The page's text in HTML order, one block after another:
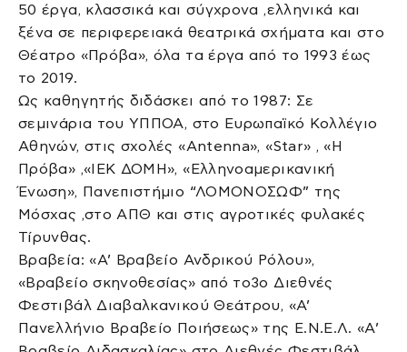
50 έργα, κλασσικά και σύγχρονα ,ελληνικά και
ξένα σε περιφερειακά θεατρικά σχήματα και στο
Θέατρο «Πρόβα», όλα τα έργα από το 1993 έως
το 2019.
Ως καθηγητής διδάσκει από το 1987: Σε
σεμινάρια του ΥΠΠΟΑ, στο Ευρωπαϊκό Κολλέγιο
Αθηνών, στις σχολές «Antenna», «Star» , «Η
Πρόβα» ,«ΙΕΚ ΔΟΜΗ», «Ελληνοαμερικανική
Ένωση», Πανεπιστήμιο “ΛΟΜΟΝΟΣΩΦ” της
Μόσχας ,στο ΑΠΘ και στις αγροτικές φυλακές
Τίρυνθας.
Βραβεία: «Α’ Βραβείο Ανδρικού Ρόλου»,
«Βραβείο σκηνοθεσίας» από το3ο Διεθνές
Φεστιβάλ Διαβαλκανικού Θεάτρου, «Α’
Πανελλήνιο Βραβείο Ποιήσεως» της Ε.Ν.Ε.Λ. «Α’